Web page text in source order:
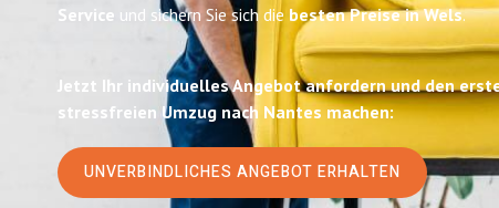
Service und sichern Sie sich die besten Preise in Wels.
Jetzt Ihr individuelles Angebot anfordern und den
stressfreien Umzug nach Nantes machen:
UNVERBINDLICHES ANGEBOT ERHALTEN